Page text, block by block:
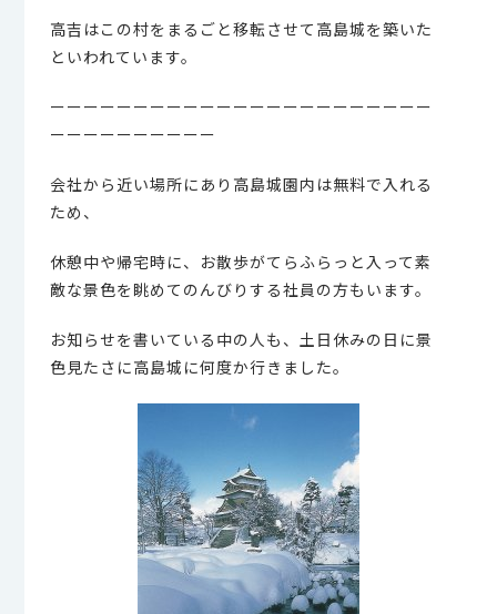
高吉はこの村をまるごと移転させて高島城を築いた
といわれています。
ーーーーーーーーーーーーーーーーーーーーーーー
ーーーーーーーーーー
会社から近い場所にあり高島城園内は無料で入れる
ため、
休憩中や帰宅時に、お散歩がてらふらっと入って素
敵な景色を眺めてのんびりする社員の方もいます。
お知らせを書いている中の人も、土日休みの日に景
色見たさに高島城に何度か行きました。